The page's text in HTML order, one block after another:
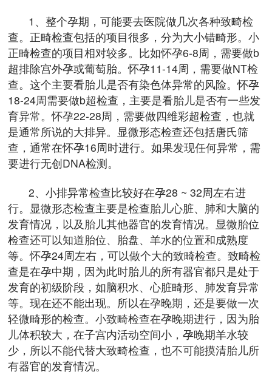
1、整个孕期，可能要去医院做几次各种致畸检
查。正畸检查包括的项目很多，分为大小错畸形。小
正畸检查的项目相对较多。比如怀孕6-8周，需要做b
超排除宫外孕或葡萄胎。怀孕11-14周，需要做NT检
查。这个主要看胎儿是否有染色体异常的风险。怀孕
18-24周需要做b超检查，主要是看胎儿是否有一些发
育异常。怀孕22-28周，需要做四维彩超检查，也就
是通常所说的大排异。显微形态检查还包括唐氏筛
查，通常在怀孕16周时进行。如果发现任何异常，需
要进行无创DNA检测。
2、小排异常检查比较好在孕28 ~ 32周左右进
行。显微形态检查主要是检查胎儿心脏、肺和大脑的
发育情况，以及胎儿其他器官的发育情况。显微胎位
检查还可以知道胎位、胎盘、羊水的位置和成熟度
等。怀孕24周左右，可以做个大的致畸检查。致畸检
查是在孕中期，因为此时胎儿的所有器官都只是处于
发育的初级阶段，如脑积水、心脏畸形、肺发育异常
等。现在还不能出现。所以在孕晚期，还是要做一次
轻微畸形的检查。小致畸检查在孕晚期进行，因为胎
儿体积较大，在子宫内活动空间小，孕晚期羊水较
少，所以不能代替大致畸检查，也不可能摸清胎儿所
有器官的发育情况。